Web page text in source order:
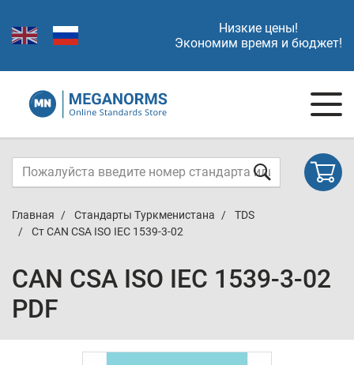
Низкие цены!
Экономим время и бюджет!
Главная Стандарты Туркменистана
TDS
Ст CAN CSA ISO IEC 1539-3-02
CAN CSA ISO IEC 1539-3-02
PDF